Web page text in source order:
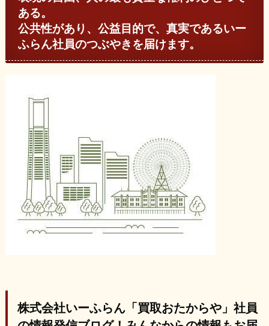
ある。
公共性があり、公益目的で、真実であるいー
ふらん社員のつぶやきを届けます。
株式会社いーふらん「買取おたからや」社員